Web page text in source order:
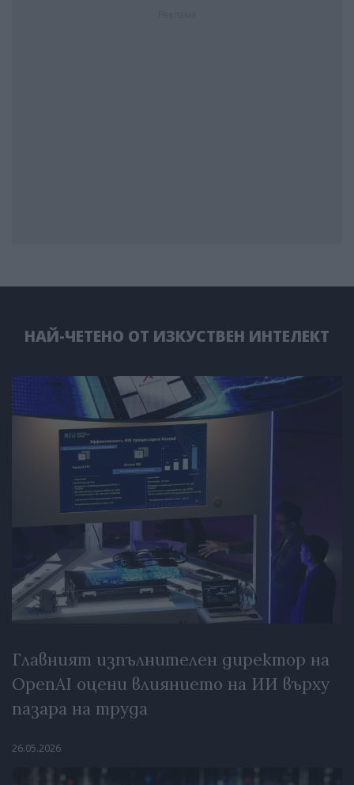
НАЙ-ЧЕТЕНО ОТ ИЗКУСТВЕН ИНТЕЛЕКТ
Главният изпълнителен директор на
OpenAI оцени влиянието на ИИ върху
пазара на труда
26.05.2026